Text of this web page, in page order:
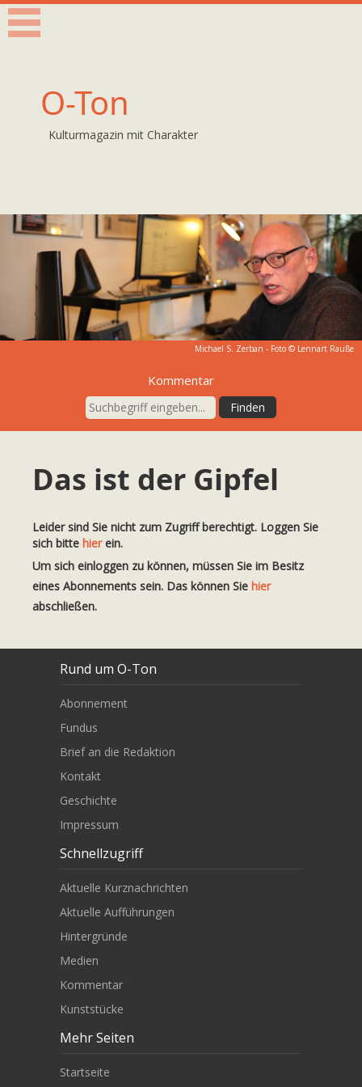
O-Ton
Kulturmagazin mit Charakter
Michael S. Zerban - Foto © Lennart Rauße
Kommentar
Das ist der Gipfel
Leider sind Sie nicht zum Zugriff berechtigt. Loggen Sie
sich bitte hierein.
Um sich einloggen zu können, müssen Sie im Besitz
eines Abonnements sein. Das können Sie hier
abschließen.
Rund um O-Ton
Abonnement
Fundus
Brief an die Redaktion
Kontakt
Geschichte
Impressum
Schnellzugriff
Aktuelle Kurznachrichten
Aktuelle Aufführungen
Hintergründe
Medien
Kommentar
Kunststücke
Mehr Seiten
Startseite